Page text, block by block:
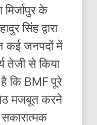
के
सिंह द्वारा
कई जनपदों में
तेजी से किया
है कि BMF पूरे
मजबूत करने